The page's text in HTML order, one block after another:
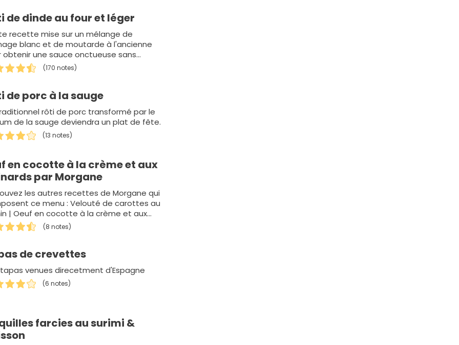
de dinde au four et léger
recette mise sur un mélange de
blanc et de moutarde à l'ancienne
obtenir une sauce onctueuse sans
de crème ou de be…
(170 notes)
de porc à la sauge
rôti de porc transformé par le
de la sauge deviendra un plat de fête.
(13 notes)
en cocotte à la crème et aux
par Morgane
les autres recettes de Morgane qui
ce menu : Velouté de carottes au
| Oeuf en cocotte à la crème et aux
| Mousse au chocolat
(8 notes)
de crevettes
venues direcetment d'Espagne
(6 notes)
farcies au surimi &